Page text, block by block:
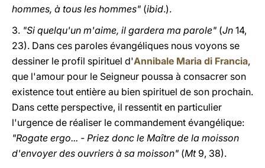
hommes, à tous les hommes" (ibid.).
3. "Si quelqu'un m'aime, il gardera ma parole" (Jn 14,
23). Dans ces paroles évangéliques nous voyons se
dessiner le profil spirituel d'Annibale Maria di Francia,
que l'amour pour le Seigneur poussa à consacrer son
existence tout entière au bien spirituel de son prochain.
Dans cette perspective, il ressentit en particulier
l'urgence de réaliser le commandement évangélique:
"Rogate ergo... - Priez donc le Maître de la moisson
d'envoyer des ouvriers à sa moisson" (Mt9, 38).